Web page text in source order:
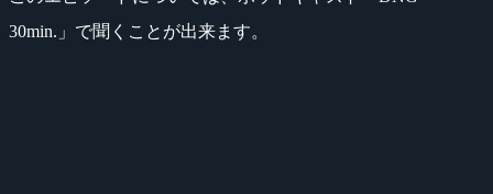
30min.」で聞くことが出来ます。